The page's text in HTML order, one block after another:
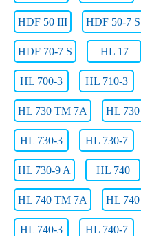
HDF 50 III HDF 50-7 S
HDF 70-7 S HL 17
HL 700-3 HL 710-3
HL 730 TM 7A HL
HL 730-3 HL 730-7
HL 730-9 A HL 740
HL 740 TM 7A HL
HL 740-3 HL 740-7